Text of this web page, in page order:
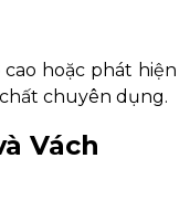
hoặc phát hiện
chuyên dụng.
Vách